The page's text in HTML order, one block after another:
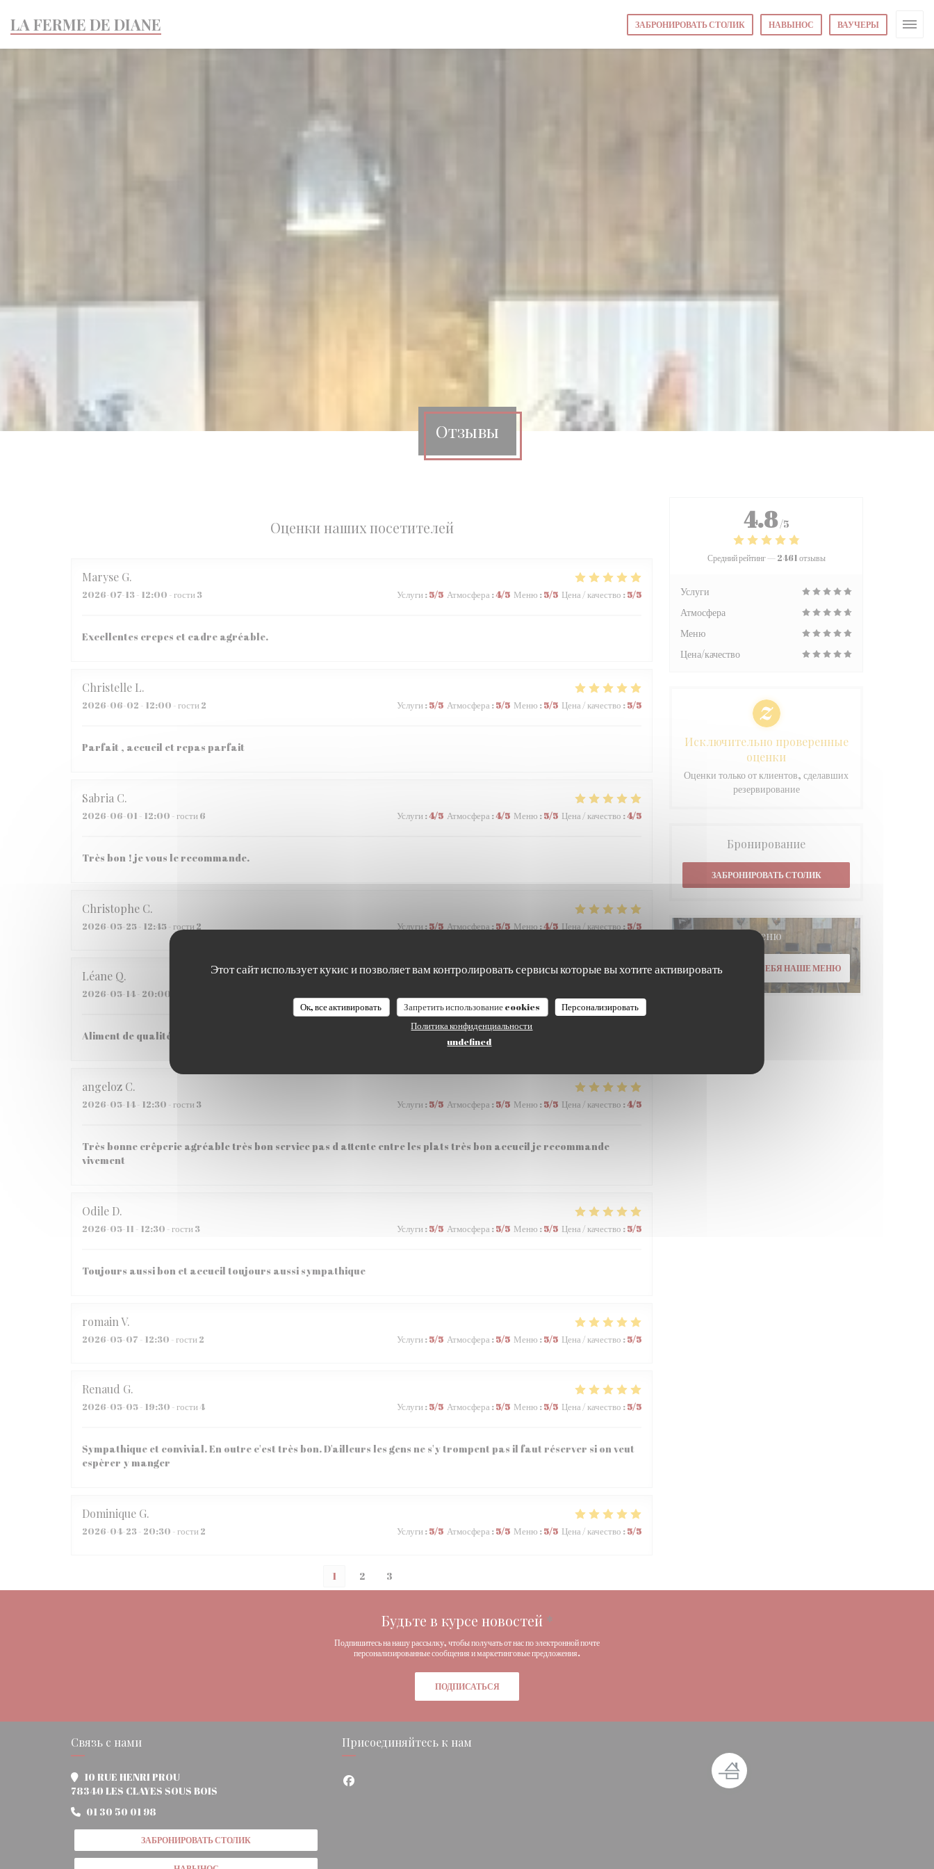
Этот сайт использует кукис и позволяет вам контролировать сервисы которые вы хотите активировать
Ок, все активировать Запретить использование cookies
Персонализировать
Политика конфиденциальности
undefined
LA FERME DE DIANE ЗАБРОНИРОВАТЬ СТОЛИК НАВЫНОС ВАУЧЕРЫ
Отзывы
Оценки наших посетителей
Maryse G
2026-07-13- 12:00 - гости 3 Услуги :5/5 Атмосфера :4/5 Меню :5/5 Цена / качество :5/5
Excellentes crepes et cadre agréable.
Christelle L
2026-06-02 - 12:00 - гости 2 Услуги :5/5 Атмосфера :5/5 Меню :5/5 Цена / качество :5/5
Parfait , accueil et repas parfait
Sabria C
2026-06-01 - 12:00 - гости 6 Услуги :4/5 Атмосфера :4/5 Меню :5/5 Цена / качество :4/5
Très bon ! je vous le recommande.
Christophe C
2026-05-25- 12:45 - гости 2 Услуги : 5/5 Атмосфера : 5/5 Меню :4/5 Цена / качество : 5/5
Léane Q
2026-05-14- 20:00 - гости 2
Aliment de qualité, Très bon pas si cher que ça 57,80€ à 2 , personnel tres accueillant et aimable .
angeloz C
2026-05-14- 12:30 - гости 3 Услуги : 5/5 Атмосфера : 5/5 Меню : 5/5 Цена / качество :4/5
Très bonne crêperie agréable très bon service pas d attente entre les plats très bon accueil je recommande
vivement
Odile D
2026-05-11 - 12:30 - гости 3 Услуги :5/5 Атмосфера :5/5 Меню :5/5 Цена / качество :5/5
Toujours aussi bon et accueil toujours aussi sympathique
romainV
2026-05-07 - 12:30 - гости 2 Услуги :5/5 Атмосфера :5/5 Меню :5/5 Цена / качество :5/5
Renaud G
2026-05-05- 19:30 - гости 4 Услуги :5/5 Атмосфера :5/5 Меню :5/5 Цена / качество :5/5
Sympathique et convivial. En outre c'est très bon. D'ailleurs les gens ne s'y trompent pas il faut réserver si on veut
espèrer y manger
Dominique G
2026-04-23- 20:30 - гости 2 Услуги :5/5 Атмосфера :5/5 Меню :5/5 Цена / качество :5/5
1 2 3
4.8/5
Средний рейтинг —2461 отзывы
Услуги
Атмосфера
Меню
Цена/качество
Исключительно проверенные
оценки
Оценки только от клиентов, сделавших
резервирование
Бронирование
ЗАБРОНИРОВАТЬ СТОЛИК
Меню
ОТКРОЙТЕ ДЛЯ СЕБЯ НАШЕ МЕНЮ
Будьте в курсе новостей *
Подпишитесь на нашу рассылку, чтобы получать от нас по электронной почте
персонализированные сообщения и маркетинговые предложения.
ПОДПИСАТЬСЯ
Связь с нами
10 RUE HENRI PROU
78340 LES CLAYES SOUS BOIS
01 30 50 01 98
ЗАБРОНИРОВАТЬ СТОЛИК
Присоединяйтесь к нам
Facebook ((открывается в новом окне))